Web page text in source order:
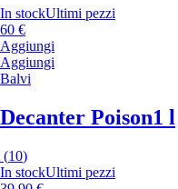
In stockUltimi pezzi
60 €
Aggiungi
Aggiungi
Balvi
Decanter Poison1 l
(10)
In stockUltimi pezzi